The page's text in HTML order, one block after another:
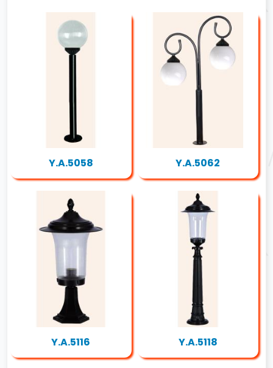
Y.A.5058 Y.A.5062
Y.A.5116 Y.A.5118